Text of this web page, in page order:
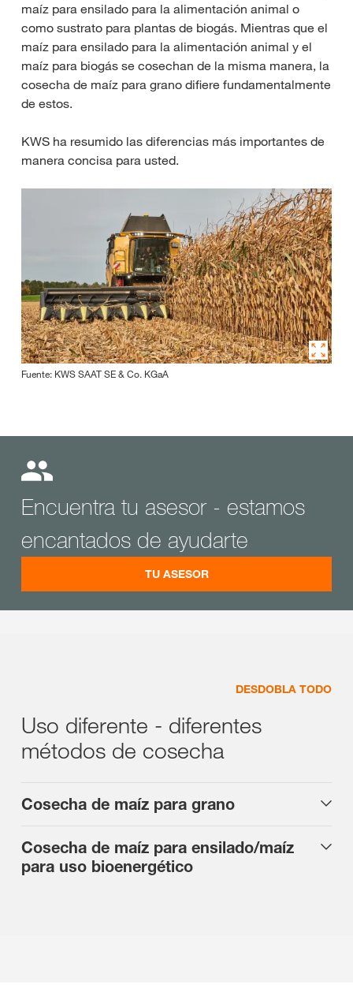
maíz para ensilado para la alimentación animal o
como sustrato para plantas de biogás. Mientras que el
maíz para ensilado para la alimentación animal y el
maíz para biogás se cosechan de la misma manera, la
cosecha de maíz para grano difiere fundamentalmente
de estos.
KWS ha resumido las diferencias más importantes de
manera concisa para usted.
Fuente: KWS SAAT SE & Co. KGaA
Encuentra tu asesor - estamos
encantados de ayudarte
TU ASESOR
DESDOBLA TODO
Uso diferente - diferentes
métodos de cosecha
Cosecha de maíz para grano
Cosecha de maíz para ensilado/maíz
para uso bioenergético